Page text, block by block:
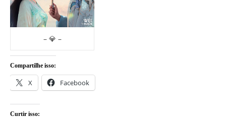
– 💎 –
Compartilhe isso:
X Facebook
Curtir isso: